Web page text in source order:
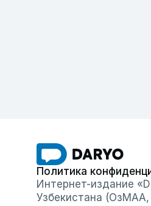
Политика
Интернет-издание
Узбекистана (ОзМАА,